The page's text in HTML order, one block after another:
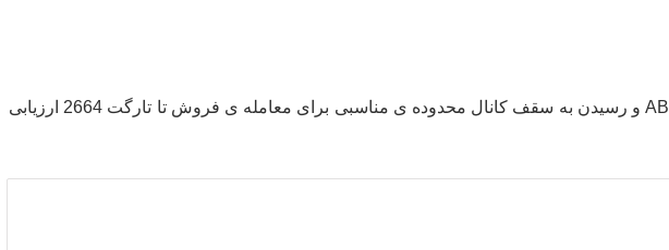
شاخص تجاری داوجونز آمریکا در کوتاه مدت داخل کانال نزولی قرار دارد . در صورت تکمیل الگوی هارمونیک ABCD و رسیدن به سقف کانال محدوده ی مناسبی برای معامله ی فروش تا تارگت 2664 ارزیابی